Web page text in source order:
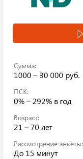
Сумма:
1000 – 30 000 руб.
ПСК:
0% – 292% в год
Возраст:
21 – 70 лет
Рассмотрение анкеты:
До 15 минут